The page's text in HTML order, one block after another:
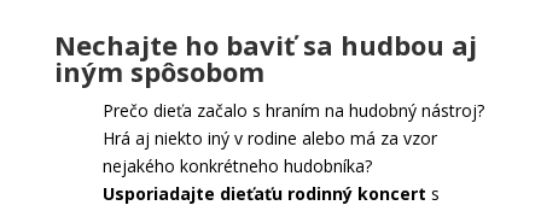
Nechajte ho baviť sa hudbou aj
iným spôsobom
Prečo dieťa začalo s hraním na hudobný nástroj?
Hrá aj niekto iný v rodine alebo má za vzor
nejakého konkrétneho hudobníka?
Usporiadajte dieťaťu rodinný koncert s